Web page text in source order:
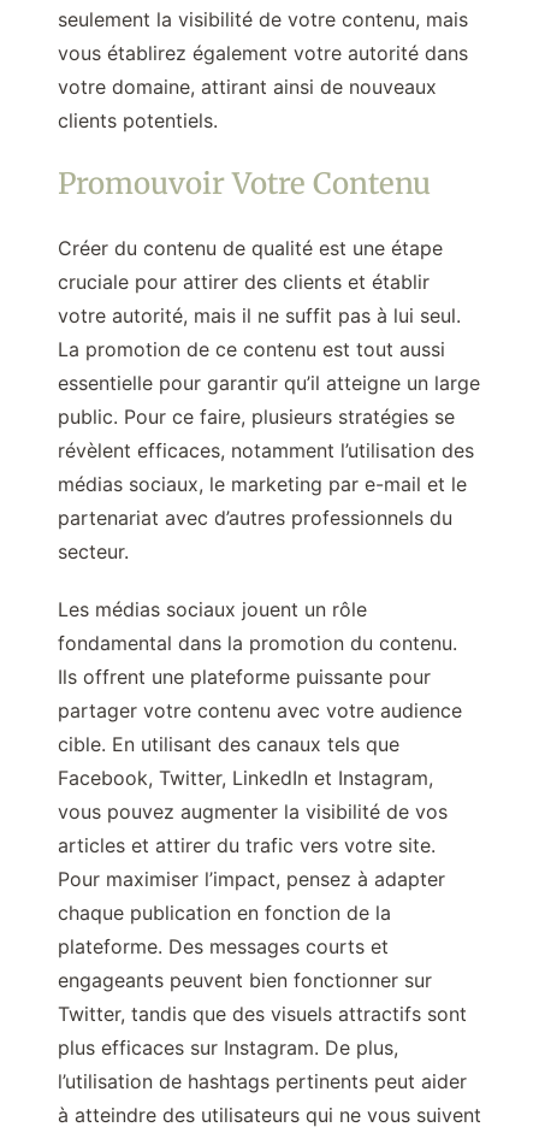
seulement la visibilité de votre contenu, mais
vous établirez également votre autorité dans
votre domaine, attirant ainsi de nouveaux
clients potentiels.
Promouvoir Votre Contenu
Créer du contenu de qualité est une étape
cruciale pour attirer des clients et établir
votre autorité, mais il ne suffit pas à lui seul.
La promotion de ce contenu est tout aussi
essentielle pour garantir qu’il atteigne un large
public. Pour ce faire, plusieurs stratégies se
révèlent efficaces, notamment l’utilisation des
médias sociaux, le marketing par e-mail et le
partenariat avec d’autres professionnels du
secteur.
Les médias sociaux jouent un rôle
fondamental dans la promotion du contenu.
Ils offrent une plateforme puissante pour
partager votre contenu avec votre audience
cible. En utilisant des canaux tels que
Facebook, Twitter, LinkedIn et Instagram,
vous pouvez augmenter la visibilité de vos
articles et attirer du trafic vers votre site.
Pour maximiser l’impact, pensez à adapter
chaque publication en fonction de la
plateforme. Des messages courts et
engageants peuvent bien fonctionner sur
Twitter, tandis que des visuels attractifs sont
plus efficaces sur Instagram. De plus,
l’utilisation de hashtags pertinents peut aider
à atteindre des utilisateurs qui ne vous suivent